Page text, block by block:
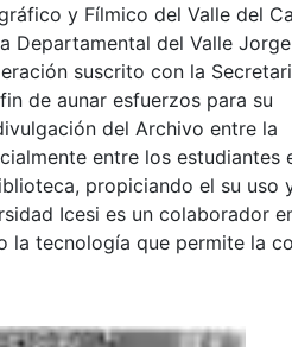
y Fílmico del Valle del
Departamental del Valle
suscrito con la
de aunar esfuerzos para su
del Archivo entre la
entre los estudiantes
propiciando el su uso
Icesi es un colaborador
la tecnología que permite la